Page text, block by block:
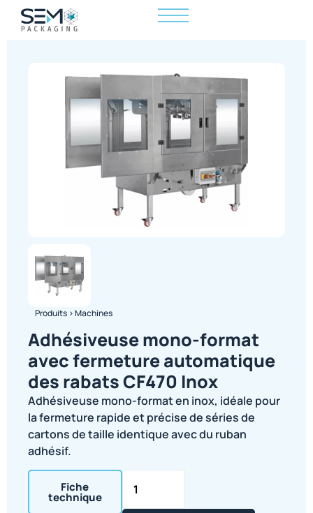
Produits >Machines
Adhésiveuse mono-format
avec fermeture automatique
des rabats CF470 Inox
Adhésiveuse mono-format en inox, idéale pour
la fermeture rapide et précise de séries de
cartons de taille identique avec du ruban
adhésif.
Fiche
technique